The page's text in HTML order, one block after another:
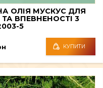
ОЛІЯ МУСКУС ДЛЯ
ВПЕВНЕНОСТІ 3
5
КУПИТИ